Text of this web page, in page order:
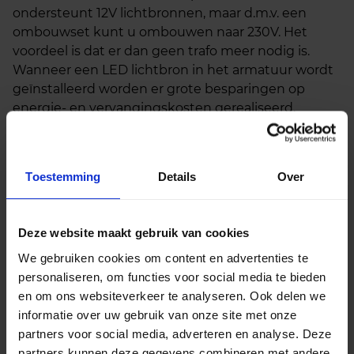
Toestemming Details Over
Deze website maakt gebruik van cookies
We gebruiken cookies om content en advertenties te
personaliseren, om functies voor social media te bieden
en om ons websiteverkeer te analyseren. Ook delen we
informatie over uw gebruik van onze site met onze
partners voor social media, adverteren en analyse. Deze
ondersteunt 12V lichtbronnen, maar d.m.v. een
ombouwset kunt u ombouwen naar 230V. Het
voordeel is dat er dan geen trafo meer nodig is.
Wanneer een LED lichtbron in het armatuur wordt
geïnstalleerd worden er grote besparingen op
energie- en vervangingskosten gerealiseerd.
GU10 fitting 230V
+
-
In
winkelmand
€0,63 incl.btw